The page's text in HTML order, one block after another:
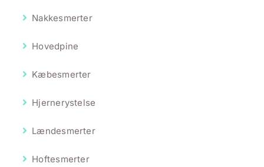
Nakkesmerter
Hovedpine
Kæbesmerter
Hjernerystelse
Lændesmerter
Hoftesmerter